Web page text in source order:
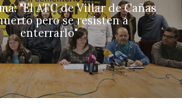
"El ATC de Villar de Cañas
pero se resisten a
enterrarlo"